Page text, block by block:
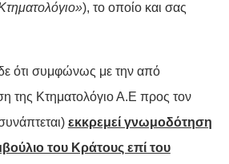
), το οποίο και σας
ότι συμφώνως με την από
της Κτηματολόγιο Α.Ε προς τον
εκκρεμεί γνωμοδότηση
του Κράτους επί του